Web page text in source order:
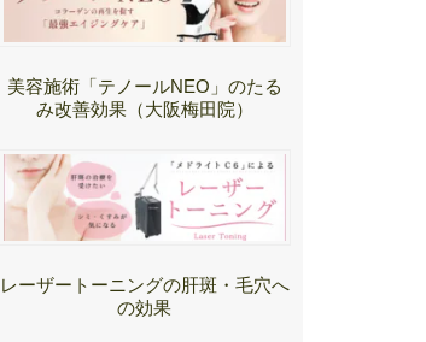
美容施術「テノールNEO」のたる
み改善効果（大阪梅田院）
レーザートーニングの肝斑・毛穴へ
の効果